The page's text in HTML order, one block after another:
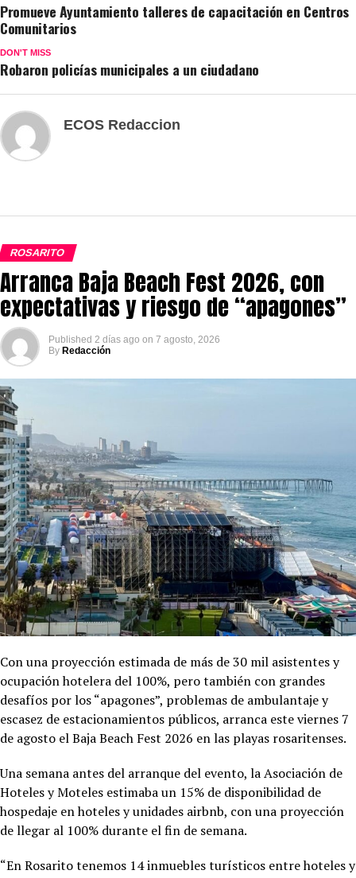
Promueve Ayuntamiento talleres de capacitación en Centros
Comunitarios
DON'T MISS
Robaron policías municipales a un ciudadano
ECOS Redaccion
ROSARITO
Arranca Baja Beach Fest 2026, con
expectativas y riesgo de “apagones”
Published 2 días ago on 7 agosto, 2026
By Redacción
Con una proyección estimada de más de 30 mil asistentes y
ocupación hotelera del 100%, pero también con grandes
desafíos por los “apagones”, problemas de ambulantaje y
escasez de estacionamientos públicos, arranca este viernes 7
de agosto el Baja Beach Fest 2026 en las playas rosaritenses.
Una semana antes del arranque del evento, la Asociación de
Hoteles y Moteles estimaba un 15% de disponibilidad de
hospedaje en hoteles y unidades airbnb, con una proyección
de llegar al 100% durante el fin de semana.
“En Rosarito tenemos 14 inmuebles turísticos entre hoteles y